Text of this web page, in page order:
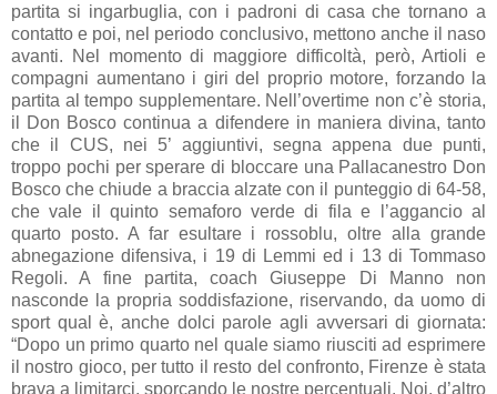
partita si ingarbuglia, con i padroni di casa che tornano a
contatto e poi, nel periodo conclusivo, mettono anche il naso
avanti. Nel momento di maggiore difficoltà, però, Artioli e
compagni aumentano i giri del proprio motore, forzando la
partita al tempo supplementare. Nell’overtime non c’è storia,
il Don Bosco continua a difendere in maniera divina, tanto
che il CUS, nei 5’ aggiuntivi, segna appena due punti,
troppo pochi per sperare di bloccare una Pallacanestro Don
Bosco che chiude a braccia alzate con il punteggio di 64-58,
che vale il quinto semaforo verde di fila e l’aggancio al
quarto posto. A far esultare i rossoblu, oltre alla grande
abnegazione difensiva, i 19 di Lemmi ed i 13 di Tommaso
Regoli. A fine partita, coach Giuseppe Di Manno non
nasconde la propria soddisfazione, riservando, da uomo di
sport qual è, anche dolci parole agli avversari di giornata:
“Dopo un primo quarto nel quale siamo riusciti ad esprimere
il nostro gioco, per tutto il resto del confronto, Firenze è stata
brava a limitarci, sporcando le nostre percentuali. Noi, d’altro